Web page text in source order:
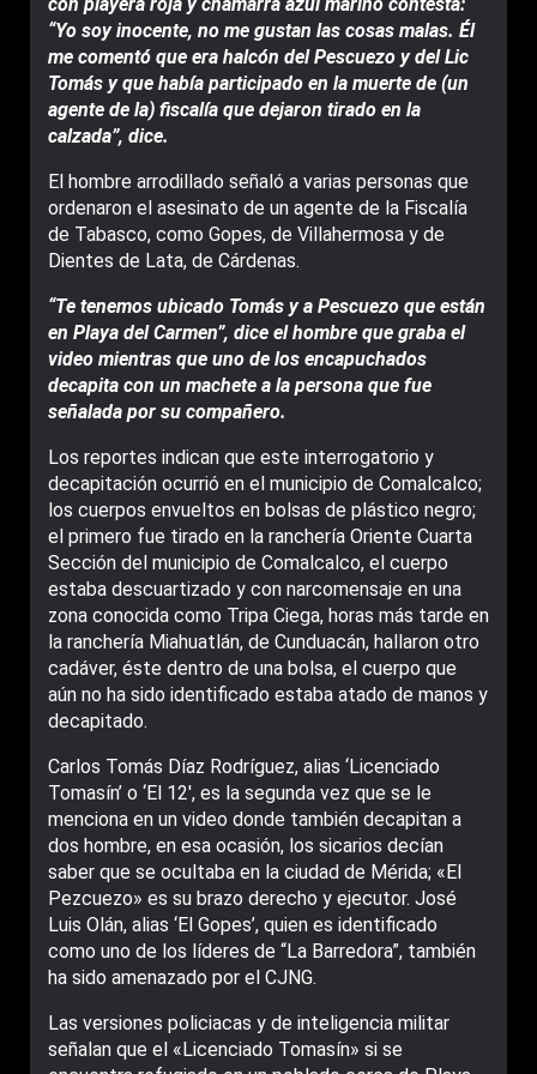
“Yo soy inocente, no me gustan las cosas malas. Él
me comentó que era halcón del Pescuezo y del Lic
Tomás y que había participado en la muerte de (un
agente de la) fiscalía que dejaron tirado en la
calzada”, dice.
El hombre arrodillado señaló a varias personas que
ordenaron el asesinato de un agente de la Fiscalía
de Tabasco, como Gopes, de Villahermosa y de
Dientes de Lata, de Cárdenas.
“Te tenemos ubicado Tomás y a Pescuezo que están
en Playa del Carmen”, dice el hombre que graba el
video mientras que uno de los encapuchados
decapita con un machete a la persona que fue
señalada por su compañero.
Los reportes indican que este interrogatorio y
decapitación ocurrió en el municipio de Comalcalco;
los cuerpos envueltos en bolsas de plástico negro;
el primero fue tirado en la ranchería Oriente Cuarta
Sección del municipio de Comalcalco, el cuerpo
estaba descuartizado y con narcomensaje en una
zona conocida como Tripa Ciega, horas más tarde en
la ranchería Miahuatlán, de Cunduacán, hallaron otro
cadáver, éste dentro de una bolsa, el cuerpo que
aún no ha sido identificado estaba atado de manos y
decapitado.
Carlos Tomás Díaz Rodríguez, alias ‘Licenciado
Tomasín’ o ‘El 12′, es la segunda vez que se le
menciona en un video donde también decapitan a
dos hombre, en esa ocasión, los sicarios decían
saber que se ocultaba en la ciudad de Mérida; «El
Pezcuezo» es su brazo derecho y ejecutor. José
Luis Olán, alias ‘El Gopes’, quien es identificado
como uno de los líderes de “La Barredora”, también
ha sido amenazado por el CJNG.
Las versiones policiacas y de inteligencia militar
señalan que el «Licenciado Tomasín» si se